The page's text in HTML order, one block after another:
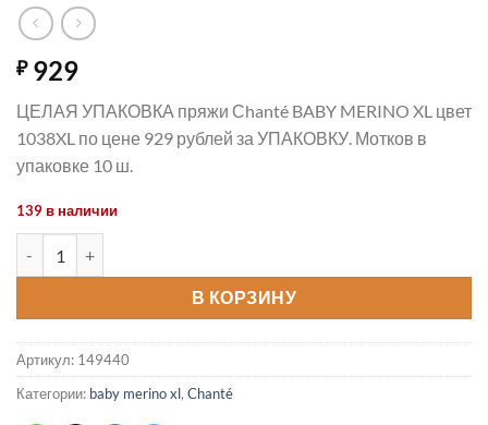
₽929
ЦЕЛАЯ УПАКОВКА пряжи Сhanté BABY MERINO XL цвет
1038XL по цене 929 рублей за УПАКОВКУ. Мотков в
упаковке 10 ш.
139 в наличии
В КОРЗИНУ
Артикул: 149440
Категории: baby merino xl, Chanté